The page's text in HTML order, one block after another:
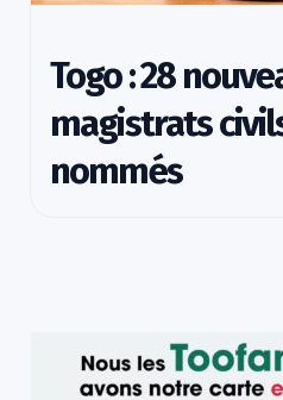
Togo : 28
magistrats
nommés